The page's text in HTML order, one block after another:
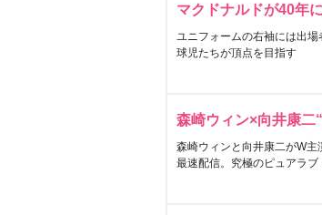
マクドナルドが40年
ユニフォームの右袖には出
球児たちが頂点を目指す
森崎ウィン×向井康二
森崎ウィンと向井康二がW
最速配信。究極のピュアラブ